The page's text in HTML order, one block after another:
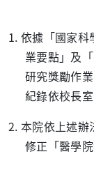
1. 依據「國家
業要點」及
研究獎勵作
紀錄依校長
2. 本院依上述辦
修正「醫學